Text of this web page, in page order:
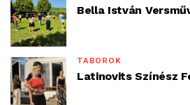
Bella István
TÁBOROK
Latinovits Színész